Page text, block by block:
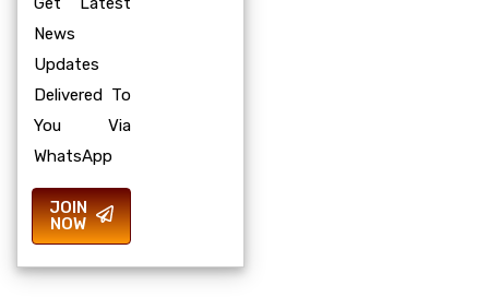
News
Updates
Delivered To
You Via
WhatsApp
JOIN
NOW